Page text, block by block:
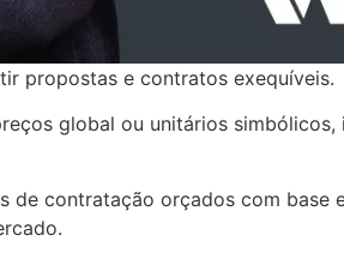
propostas e contratos exequíveis.
global ou unitários
contratação orçados com base